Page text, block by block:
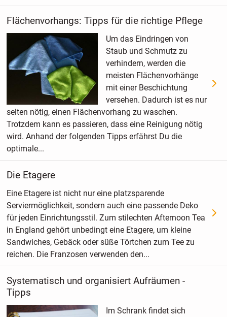
Flächenvorhangs: Tipps für die richtige Pflege
Um das Eindringen von
Staub und Schmutz zu
verhindern, werden die
meisten Flächenvorhänge
mit einer Beschichtung
versehen. Dadurch ist es nur
selten nötig, einen Flächenvorhang zu waschen.
Trotzdem kann es passieren, dass eine Reinigung nötig
wird. Anhand der folgenden Tipps erfährst Du die
optimale...
Die Etagere
Eine Etagere ist nicht nur eine platzsparende
Serviermöglichkeit, sondern auch eine passende Deko
für jeden Einrichtungsstil. Zum stilechten Afternoon Tea
in England gehört unbedingt eine Etagere, um kleine
Sandwiches, Gebäck oder süße Törtchen zum Tee zu
reichen. Die Franzosen verwenden den...
Systematisch und organisiert Aufräumen -
Tipps
Im Schrank findet sich